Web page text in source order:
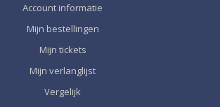
Account informatie
Mijn bestellingen
Mijn tickets
Mijn verlanglijst
Vergelijk